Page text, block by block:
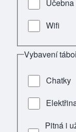
Učebna
Wifi
Vybavení
Chatky
Pitná i